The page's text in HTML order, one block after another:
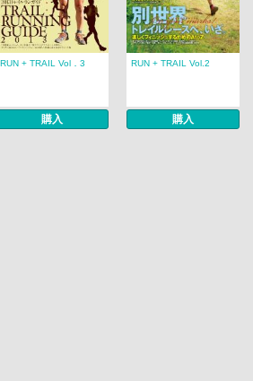
RUN + TRAIL Vol．3
購入
RUN + TRAIL Vol.2
購入